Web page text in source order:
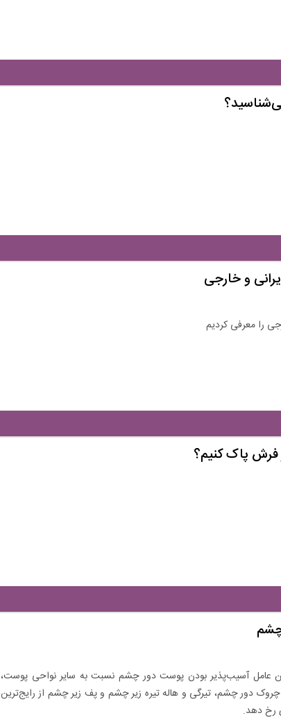
فرش پاک کنیم؟
عامل آسیب‌پذیر بودن پوست دور چشم نسبت به سایر نواحی پوست،
دور چشم، تیرگی و هاله تیره زیر چشم و پف زیر چشم از رایج‌ترین
رخ دهد.